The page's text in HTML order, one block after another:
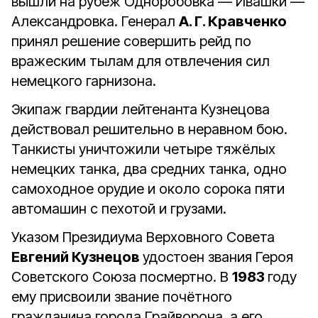
Александровка. Генерал А. Г. Кравченко
принял решение совершить рейд по
вражеским тылам для отвлечения сил
немецкого гарнизона.
Экипаж гвардии лейтенанта Кузнецова
действовал решительно в неравном бою.
Танкисты уничтожили четыре тяжёлых
немецких танка, два средних танка, одно
самоходное орудие и около сорока пяти
автомашин с пехотой и грузами.
Указом Президиума Верховного Совета
Евгений Кузнецов удостоен звания Героя
Советского Союза посмертно. В 1983 году
ему присвоили звание почётного